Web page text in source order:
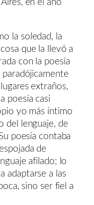
en el año
la soledad, la
que la llevó a
con la poesía
paradójicamente
extraños,
poesía casi
yo más íntimo
del lenguaje, de
poesía contaba
de
afilado; lo
adaptarse a las
sino ser fiel a